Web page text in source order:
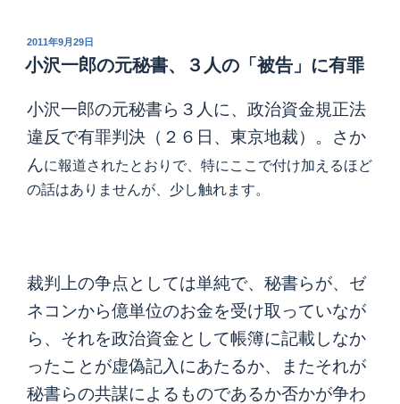
投
稿
日:
2011年9月29日
小沢一郎の元秘書、３人の「被告」に有罪
小沢一郎の元秘書ら３人に、政治資金規正法
違反で有罪判決（２６日、東京地裁）。さか
んに報道されたとおりで、特にここで付け加えるほど
の話はありませんが、少し触れます。
裁判上の争点としては単純で、秘書らが、ゼ
ネコンから億単位のお金を受け取っていなが
ら、それを政治資金として帳簿に記載しなか
ったことが虚偽記入にあたるか、またそれが
秘書らの共謀によるものであるか否かが争わ